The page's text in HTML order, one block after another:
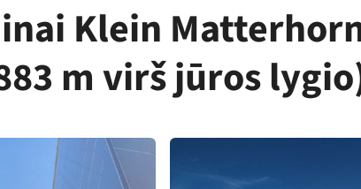
Klein
m virš jūros